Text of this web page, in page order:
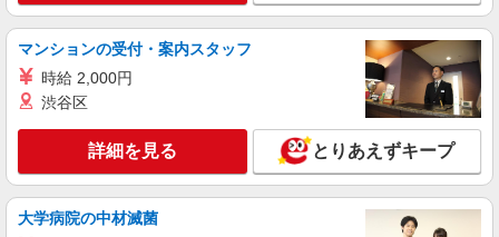
★交通費別途支給（規定あり） ゜+゜・。○。・゜
+゜・。○。・゜+゜ 入社祝い金10万円支給(規定
有) お友達を紹介頂くと, インセンティブ支給(規定
有) ゜・。○。・゜+゜・。○。・゜+゜
キープ 詳細を見る
派遣社員
株式会社シエロ
【softbank】の携帯販売スタッフ
時給1300円〜1400円（経験・能力による） ※
残業代支給 ★交通費別途支給（規定あり） ゜
+゜・。○。・゜+゜・。○。・゜+゜ 入社祝い金10
万円支給(規定有) お友達を紹介頂くと, インセンテ
三重県津市のsoftbankショップ
マンションの受付・案内スタッフ
時給 2,000円
渋谷区
詳細を見る とりあえずキープ
大学病院の中材滅菌